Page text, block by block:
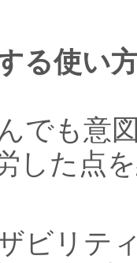
る使い
でも意
した点
ビリテ